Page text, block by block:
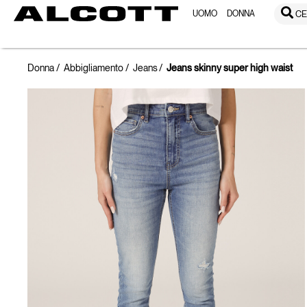
UOMO DONNA
Donna Abbigliamento Jeans Jeans skinny super high waist